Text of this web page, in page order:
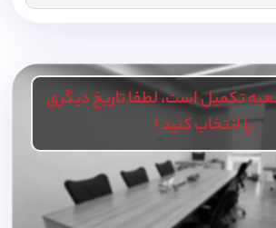
تکمیل است، لطفا تاریخ دیگری
را انتخاب کنید !